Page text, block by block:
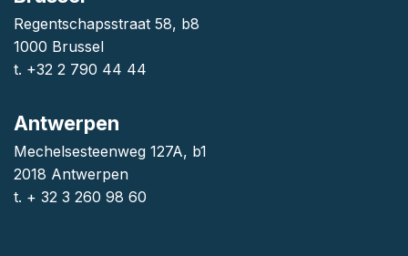
Regentschapsstraat 58, b8
1000 Brussel
t. +32 2 790 44 44
Antwerpen
Mechelsesteenweg 127A, b1
2018 Antwerpen
t. + 32 3 260 98 60